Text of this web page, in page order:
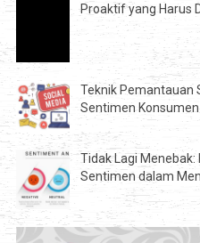
Proaktif yang Harus
Teknik Pemantauan
Sentimen
Tidak Lagi
Sentimen dalam